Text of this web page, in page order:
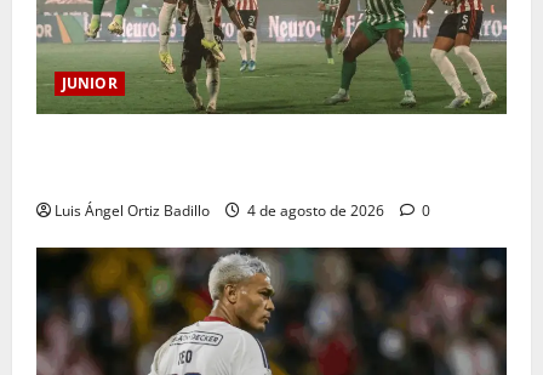
JUNIOR
Luis Ángel Ortiz Badillo 4 de agosto de 2026 0